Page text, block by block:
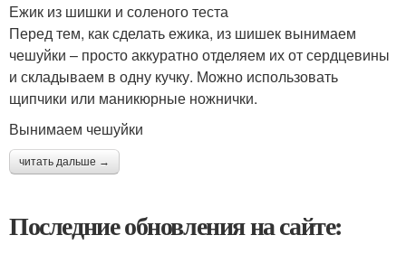
Ежик из шишки и соленого теста
Перед тем, как сделать ежика, из шишек вынимаем
чешуйки – просто аккуратно отделяем их от сердцевины
и складываем в одну кучку. Можно использовать
щипчики или маникюрные ножнички.
Вынимаем чешуйки
читать дальше →
Последние обновления на сайте: